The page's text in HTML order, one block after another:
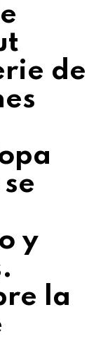
de
y
la